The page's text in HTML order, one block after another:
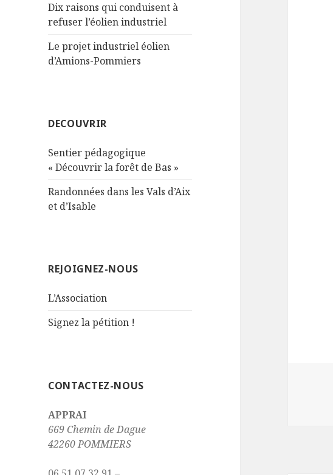
Dix raisons qui conduisent à
refuser l’éolien industriel
Le projet industriel éolien
d’Amions-Pommiers
DECOUVRIR
Sentier pédagogique
« Découvrir la forêt de Bas »
Randonnées dans les Vals d’Aix
et d’Isable
REJOIGNEZ-NOUS
L’Association
Signez la pétition !
CONTACTEZ-NOUS
APPRAI
669 Chemin de Dague
42260 POMMIERS